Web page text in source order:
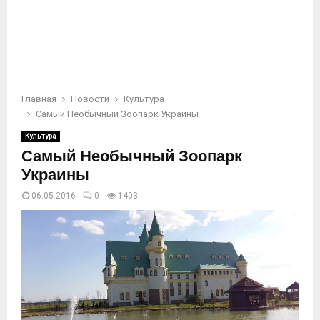
Главная Новости
Культура
Самый Необычный Зоопарк Украины
Культура
Самый Необычный Зоопарк
Украины
06.05.2016 0 1403